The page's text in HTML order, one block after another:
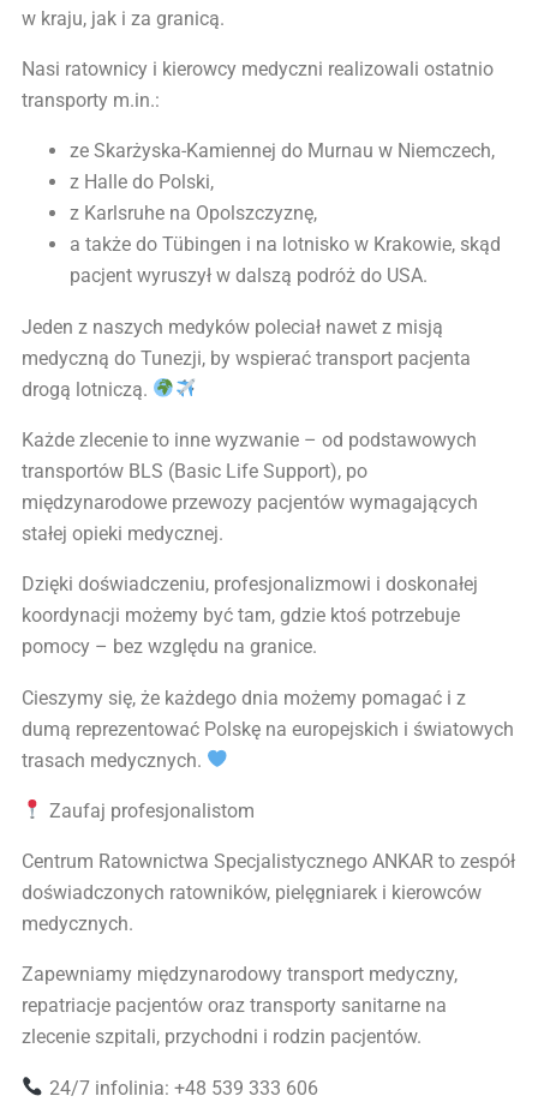
w kraju, jak i za granicą.
Nasi ratownicy i kierowcy medyczni realizowali ostatnio
transporty m.in.:
ze Skarżyska-Kamiennej do Murnau w Niemczech,
z Halle do Polski,
z Karlsruhe na Opolszczyznę,
a także do Tübingen i na lotnisko w Krakowie, skąd
pacjent wyruszył w dalszą podróż do USA.
Jeden z naszych medyków poleciał nawet z misją
medyczną do Tunezji, by wspierać transport pacjenta
drogą lotniczą.
Każde zlecenie to inne wyzwanie – od podstawowych
transportów BLS (Basic Life Support), po
międzynarodowe przewozy pacjentów wymagających
stałej opieki medycznej.
Dzięki doświadczeniu, profesjonalizmowi i doskonałej
koordynacji możemy być tam, gdzie ktoś potrzebuje
pomocy – bez względu na granice.
Cieszymy się, że każdego dnia możemy pomagać i z
dumą reprezentować Polskę na europejskich i światowych
trasach medycznych.
Zaufaj profesjonalistom
Centrum Ratownictwa Specjalistycznego ANKAR to zespół
doświadczonych ratowników, pielęgniarek i kierowców
medycznych.
Zapewniamy międzynarodowy transport medyczny,
repatriacje pacjentów oraz transporty sanitarne na
zlecenie szpitali, przychodni i rodzin pacjentów.
24/7 infolinia: +48 539 333 606